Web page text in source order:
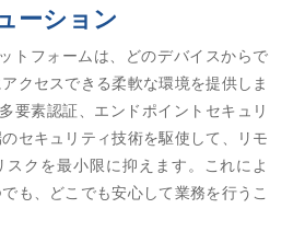
ーション
トフォームは、どのデバイスからで
クセスできる柔軟な環境を提供しま
要素認証、エンドポイントセキュリ
セキュリティ技術を駆使して、リモ
スクを最小限に抑えます。これによ
も、どこでも安心して業務を行うこ